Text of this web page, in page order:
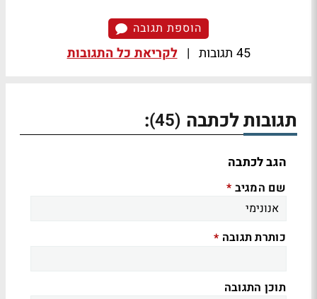
הוספת תגובה
45 תגובות | לקריאת כל התגובות
תגובות לכתבה (45)
:
הגב לכתבה
שם המגיב *
כותרת תגובה *
תוכן התגובה